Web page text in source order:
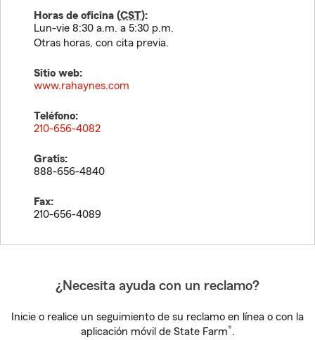
Horas de oficina (CST):
Lun-vie 8:30 a.m. a 5:30 p.m.
Otras horas, con cita previa.
Sitio web:
www.rahaynes.com
Teléfono:
210-656-4082
Gratis:
888-656-4840
Fax:
210-656-4089
¿Necesita ayuda con un reclamo?
Inicie o realice un seguimiento de su reclamo en línea o con la
aplicación móvil de State Farm®.